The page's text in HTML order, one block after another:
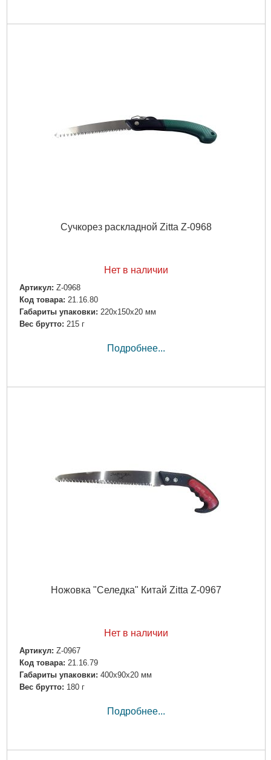
Сучкорез раскладной Zitta Z-0968
Нет в наличии
Артикул: Z-0968
Код товара: 21.16.80
Габариты упаковки: 220x150x20 мм
Вес брутто: 215 г
Подробнее...
Ножовка "Селедка" Китай Zitta Z-0967
Нет в наличии
Артикул: Z-0967
Код товара: 21.16.79
Габариты упаковки: 400x90x20 мм
Вес брутто: 180 г
Подробнее...